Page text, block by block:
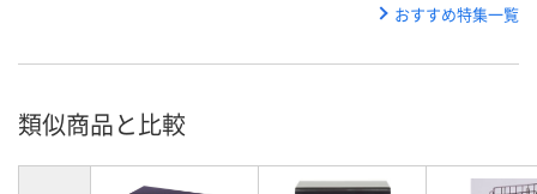
おすすめ特集一覧
類似商品と比較